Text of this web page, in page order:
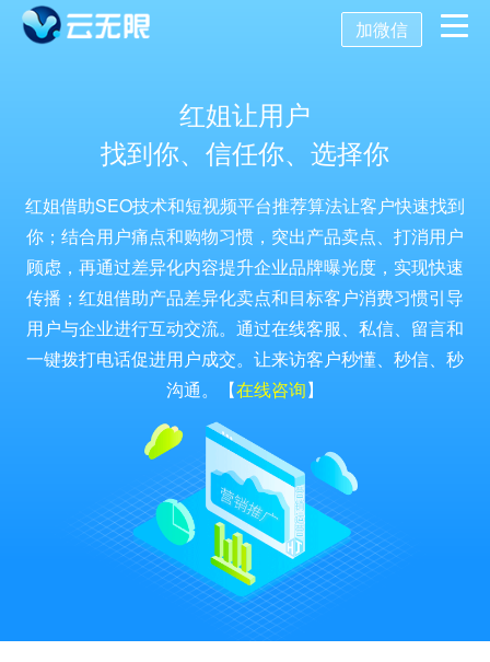
加微信
数字化营销
新媒体营销
网站优化
H5制作营销
数字化建设
网站建设
公众号开发
APP开发
物联网开发
SEO优化
关键词SEO排名
百度SEO诊断
网站优化方案
关键词优化
SEO优化顾问
SEO技术
搜索引擎优化
SEO服务报价
SEO优化公司
整站SEO优化
关于我们
管理团队
加入我们
红姐让用户
找到你、信任你、选择你
红姐借助SEO技术和短视频平台推荐算法让客户快速找到
你；结合用户痛点和购物习惯，突出产品卖点、打消用户
顾虑，再通过差异化内容提升企业品牌曝光度，实现快速
传播；红姐借助产品差异化卖点和目标客户消费习惯引导
用户与企业进行互动交流。通过在线客服、私信、留言和
一键拨打电话促进用户成交。让来访客户秒懂、秒信、秒
沟通。【在线咨询】